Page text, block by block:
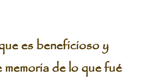
es beneficioso y
de lo que fué